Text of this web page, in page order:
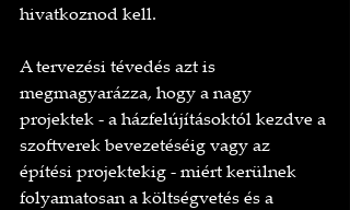
hivatkoznod kell.
A tervezési tévedés azt is
megmagyarázza, hogy a nagy
projektek - a házfelújításoktól kezdve a
szoftverek bevezetéséig vagy az
építési projektekig - miért kerülnek
folyamatosan a költségvetés és a